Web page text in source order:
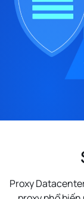
Proxy